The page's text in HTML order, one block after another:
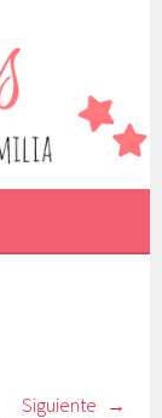
EN
LACTANCIA,
ENTRE
Siguiente